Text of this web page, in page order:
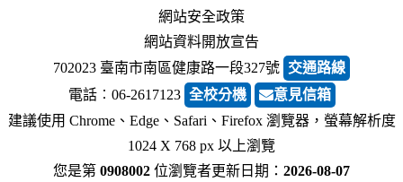
網站安全政策
網站資料開放宣告
702023 臺南市南區健康路一段327號 交通路線
電話︰06-2617123 全校分機
意見信箱
建議使用 Chrome、Edge、Safari、Firefox 瀏覽器，螢幕解析度
1024 X 768 px 以上瀏覽
您是第 0908002 位瀏覽者更新日期： 2026-08-07